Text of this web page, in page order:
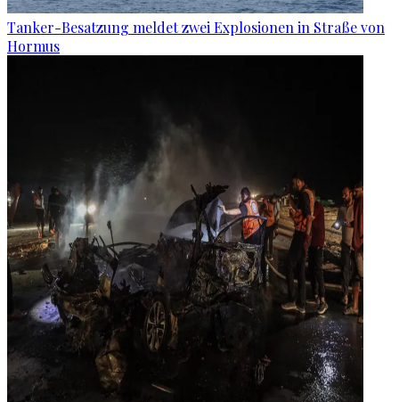
Tanker-Besatzung meldet zwei Explosionen in Straße von
Hormus